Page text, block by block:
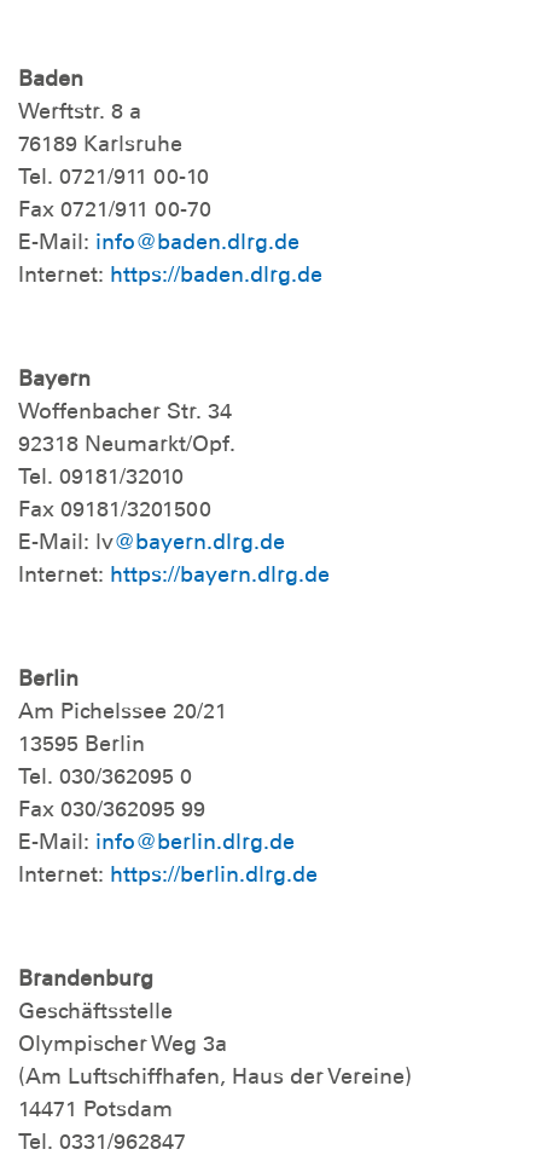
Baden
Werftstr. 8 a
76189 Karlsruhe
Tel. 0721/911 00-10
Fax 0721/911 00-70
E-Mail: info@baden.dlrg.de
Internet: https://baden.dlrg.de
Bayern
Woffenbacher Str. 34
92318 Neumarkt/Opf.
Tel. 09181/32010
Fax 09181/3201500
E-Mail: lv@bayern.dlrg.de
Internet: https://bayern.dlrg.de
Berlin
Am Pichelssee 20/21
13595 Berlin
Tel. 030/362095 0
Fax 030/362095 99
E-Mail: info@berlin.dlrg.de
Internet: https://berlin.dlrg.de
Brandenburg
Geschäftsstelle
Olympischer Weg 3a
(Am Luftschiffhafen, Haus der Vereine)
14471 Potsdam
Tel. 0331/962847